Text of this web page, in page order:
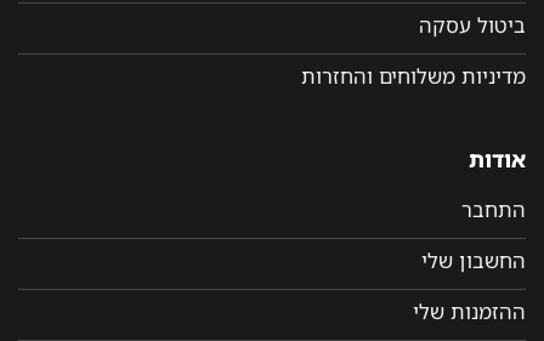
ביטול עסקה
מדיניות משלוחים והחזרות
אודות
התחבר
החשבון שלי
ההזמנות שלי